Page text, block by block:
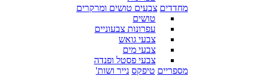
מחדדים צבעים טושים ומרקרים
טושים
עפרונות צבעוניים
צבעי גואש
צבעי מים
צבעי פסטל ופנדה
מספריים טיפקס נייר ושות'